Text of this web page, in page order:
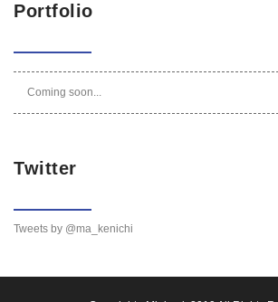
Portfolio
Coming soon...
Twitter
Tweets by @ma_kenichi